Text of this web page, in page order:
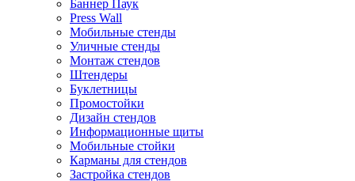
Баннер Паук
Press Wall
Мобильные стенды
Уличные стенды
Монтаж стендов
Штендеры
Буклетницы
Промостойки
Дизайн стендов
Информационные щиты
Мобильные стойки
Карманы для стендов
Застройка стендов